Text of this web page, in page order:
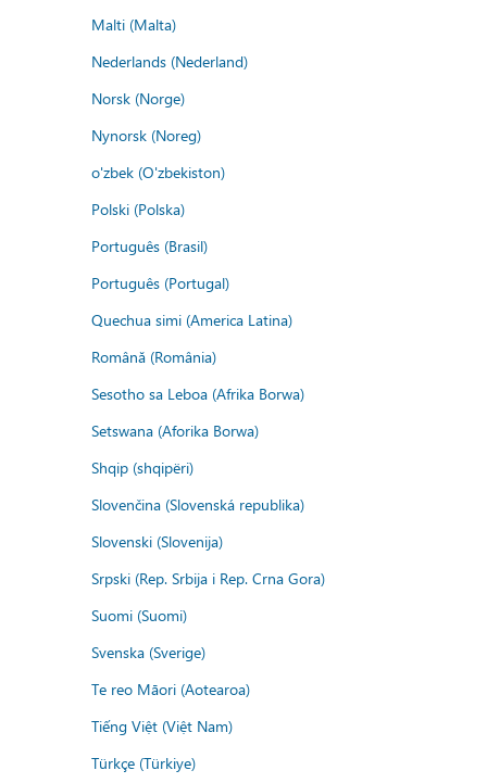
Malti (Malta)
Nederlands (Nederland)
Norsk (Norge)
Nynorsk (Noreg)
o'zbek (O'zbekiston)
Polski (Polska)
Português (Brasil)
Português (Portugal)
Quechua simi (America Latina)
Română (România)
Sesotho sa Leboa (Afrika Borwa)
Setswana (Aforika Borwa)
Shqip (shqipëri)
Slovenčina (Slovenská republika)
Slovenski (Slovenija)
Srpski (Rep. Srbija i Rep. Crna Gora)
Suomi (Suomi)
Svenska (Sverige)
Te reo Māori (Aotearoa)
Tiếng Việt (Việt Nam)
Türkçe (Türkiye)